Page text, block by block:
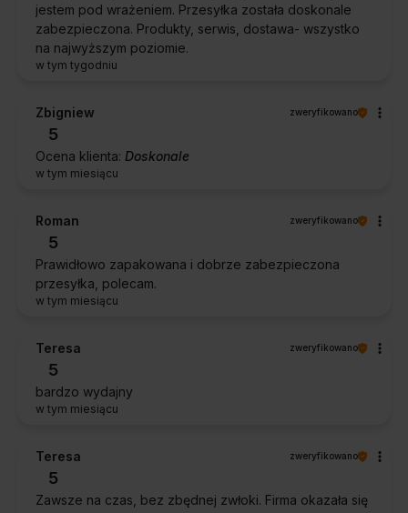
jestem pod wrażeniem. Przesyłka została doskonale
zabezpieczona. Produkty, serwis, dostawa- wszystko
na najwyższym poziomie.
w tym tygodniu
Zbigniew zweryfikowano
5
Ocena klienta: Doskonale
w tym miesiącu
Roman zweryfikowano
5
Prawidłowo zapakowana i dobrze zabezpieczona
przesyłka, polecam.
w tym miesiącu
Teresa zweryfikowano
5
bardzo wydajny
w tym miesiącu
Teresa zweryfikowano
5
Zawsze na czas, bez zbędnej zwłoki. Firma okazała się